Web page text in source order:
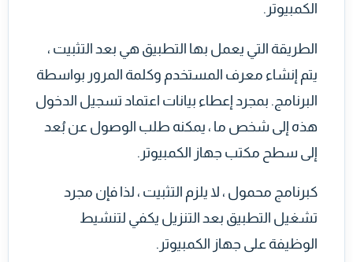
الكمبيوتر.
الطريقة التي يعمل بها التطبيق هي بعد التثبيت ،
يتم إنشاء معرف المستخدم وكلمة المرور بواسطة
البرنامج. بمجرد إعطاء بيانات اعتماد تسجيل الدخول
هذه إلى شخص ما ، يمكنه طلب الوصول عن بُعد
إلى سطح مكتب جهاز الكمبيوتر.
كبرنامج محمول ، لا يلزم التثبيت ، لذا فإن مجرد
تشغيل التطبيق بعد التنزيل يكفي لتنشيط
الوظيفة على جهاز الكمبيوتر.